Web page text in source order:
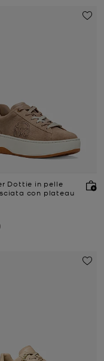
Dottie in pelle
con plateau